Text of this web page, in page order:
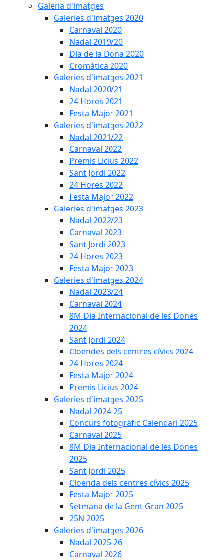
Galeria d'imatges
Galeries d'imatges 2020
Carnaval 2020
Nadal 2019/20
Dia de la Dona 2020
Cromàtica 2020
Galeries d'imatges 2021
Nadal 2020/21
24 Hores 2021
Festa Major 2021
Galeries d'imatges 2022
Nadal 2021/22
Carnaval 2022
Premis Licius 2022
Sant Jordi 2022
24 Hores 2022
Festa Major 2022
Galeries d'imatges 2023
Nadal 2022/23
Carnaval 2023
Sant Jordi 2023
24 Hores 2023
Festa Major 2023
Galeries d'imatges 2024
Nadal 2023/24
Carnaval 2024
8M Dia Internacional de les Dones
2024
Sant Jordi 2024
Cloendes dels centres cívics 2024
24 Hores 2024
Festa Major 2024
Premis Licius 2024
Galeries d'imatges 2025
Nadal 2024-25
Concurs fotogràfic Calendari 2025
Carnaval 2025
8M Dia Internacional de les Dones
2025
Sant Jordi 2025
Cloenda dels centres cívics 2025
Festa Major 2025
Setmana de la Gent Gran 2025
25N 2025
Galeries d'imatges 2026
Nadal 2025-26
Carnaval 2026